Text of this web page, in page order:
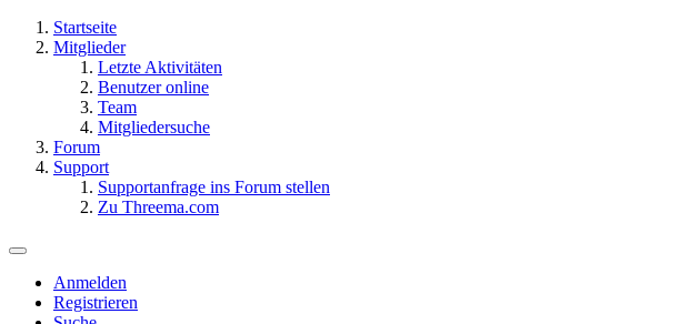
Startseite
Mitglieder
Letzte Aktivitäten
Benutzer online
Team
Mitgliedersuche
Forum
Support
Supportanfrage ins Forum stellen
Zu Threema.com
Anmelden
Registrieren